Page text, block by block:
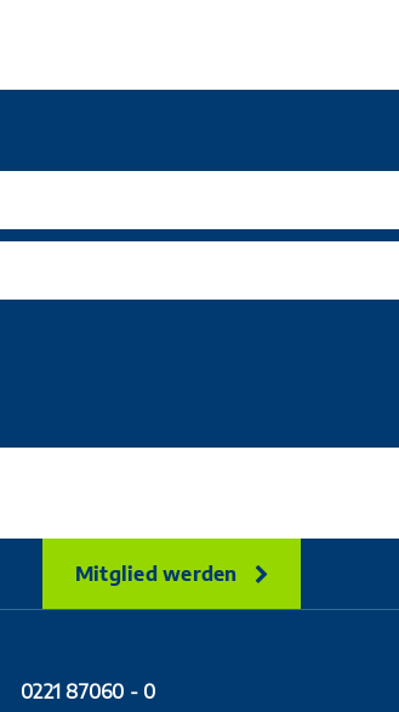
Mitglied werden
0221 87060 - 0